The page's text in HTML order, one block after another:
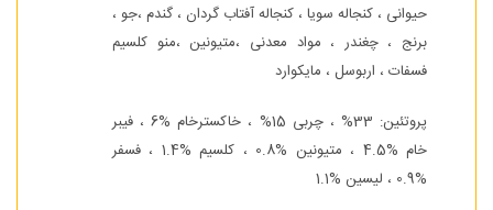
حیوانی ، کنجاله سویا ، کنجاله آفتاب گردان ، گندم ،جو ،
برنج ، چغندر ، مواد معدنی ،متیونین ،منو کلسیم
فسفات ، اربوسل ، مایکوارد
پروتئین: 33% ، چربی 15% ، خاکسترخام %6 ، فیبر
خام %4.5 ، متیونین %0.8 ، کلسیم %1.4 ، فسفر
%0.9 ، لیسین %1.1